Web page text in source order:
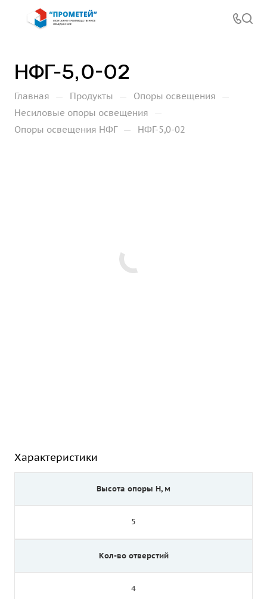
НФГ-5,0-02
Главная — Продукты — Опоры освещения —
Несиловые опоры освещения —
Опоры освещения НФГ — НФГ-5,0-02
Характеристики
Высота опоры Н, м
5
Кол-во отверстий
4